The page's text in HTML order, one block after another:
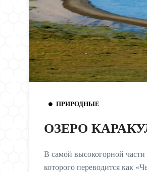
ПРИРОДНЫЕ
ОЗЕРО
В самой высокогорной части
которого переводится как